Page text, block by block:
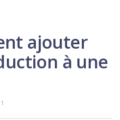
ajouter
à une
1